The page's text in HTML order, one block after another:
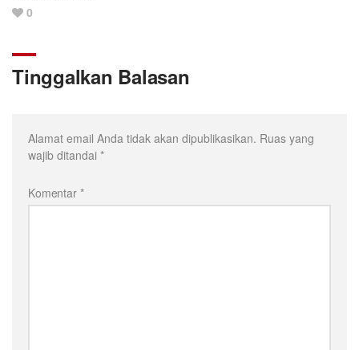
Love
0
Tinggalkan Balasan
Alamat email Anda tidak akan dipublikasikan. Ruas yang
wajib ditandai *
Komentar *